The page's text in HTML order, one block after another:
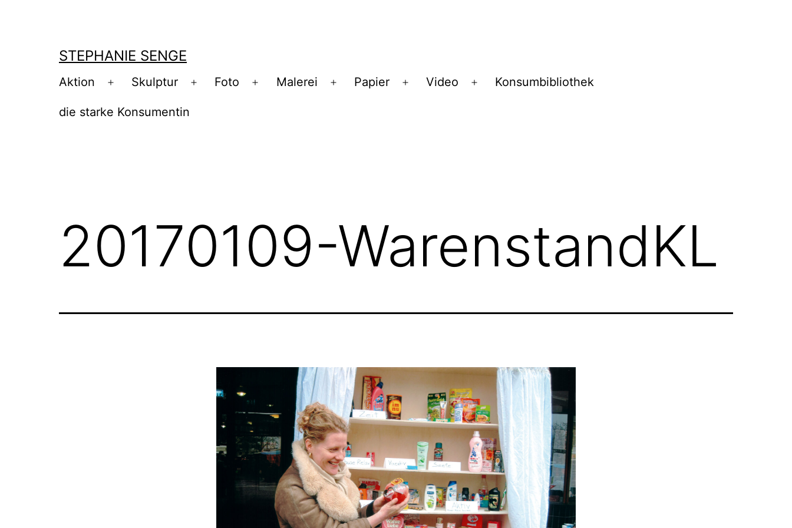
STEPHANIE SENGE
Aktion
Menü
öffnen
Skulptur
Menü
Foto
Menü
Malerei
Menü
Papier
Menü
Video
Menü
Konsumbibliothek
die starke Konsumentin
20170109-WarenstandKL